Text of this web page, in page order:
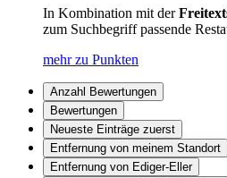
In Kombination mit der
zum Suchbegriff passende
mehr zu Punkten
Anzahl Bewertungen
Bewertungen
Neueste Einträge zuerst
Entfernung von meinem Standort
Entfernung von Ediger-Eller